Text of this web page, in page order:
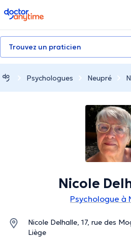
doctoranytime
Trouvez un praticien
Psychologues Neupré
Nicole
Psychologue à
Nicole Delhalle, 17, rue des
Liège